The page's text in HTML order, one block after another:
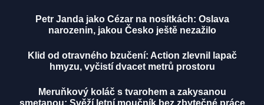
Petr Janda jako Cézar na nosítkách: Oslava
narozenin, jakou Česko ještě nezažilo
Klid od otravného bzučení: Action zlevnil lapač
hmyzu, vyčistí dvacet metrů prostoru
Meruňkový koláč s tvarohem a zakysanou